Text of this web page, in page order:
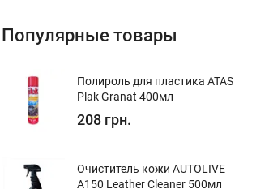
Популярные товары
Полироль для пластика ATAS
Plak Granat 400мл
208 грн.
Очиститель кожи AUTOLIVE
A150 Leather Cleaner 500мл